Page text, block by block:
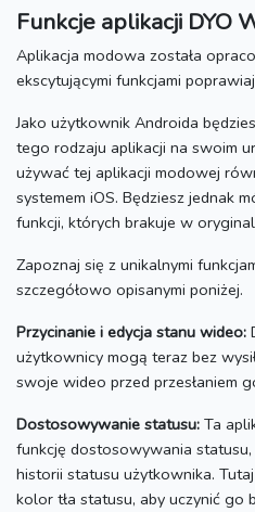
Funkcje aplikacji DYO
Aplikacja modowa została
ekscytującymi funkcjami
Jako użytkownik Androida
tego rodzaju aplikacji na swoim
używać tej aplikacji modowej
systemem iOS. Będziesz jednak
funkcji, których brakuje w
Zapoznaj się z unikalnymi
szczegółowo opisanymi poniżej.
Przycinanie i edycja stanu wideo:
użytkownicy mogą teraz bez
swoje wideo przed przesłaniem
Dostosowywanie statusu: Ta
funkcję dostosowywania
historii statusu użytkownika.
kolor tła statusu, aby uczynić go